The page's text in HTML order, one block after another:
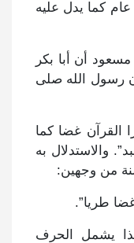
كما يدل عليه
أن أبا بكر
رسول الله صلى
القرآن غضا كما
والاستدلال به
من وجهين:
طريا”.
يشمل الحرف